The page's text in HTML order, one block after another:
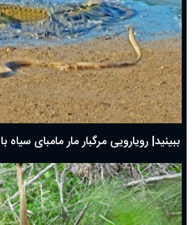
ببینید| رویارویی مرگبار مار مامبای سیاه